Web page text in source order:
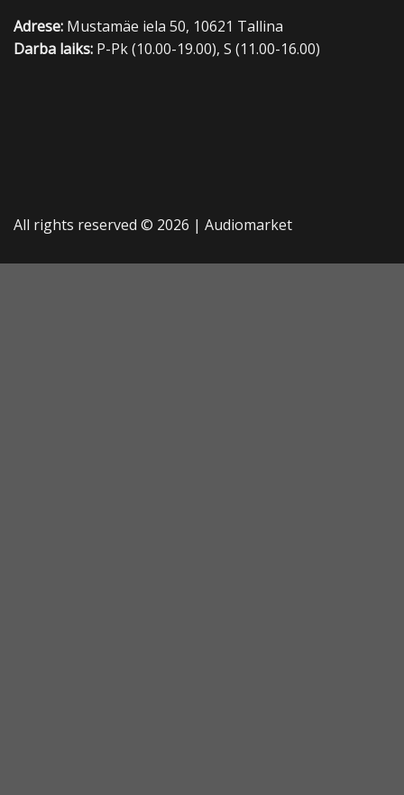
Adrese: Mustamäe iela 50, 10621 Tallina
Darba laiks: P-Pk (10.00-19.00), S (11.00-16.00)
All rights reserved © 2026 | Audiomarket